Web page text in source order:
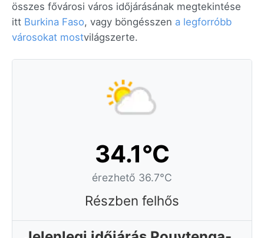
összes fővárosi város időjárásának megtekintése
itt Burkina Faso, vagy böngésszen a legforróbb
városokat mostvilágszerte.
34.1°C
érezhető 36.7°C
Részben felhős